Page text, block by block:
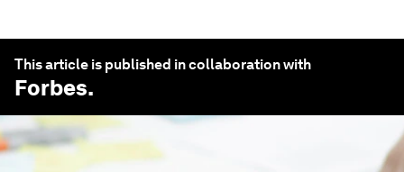
This article is published in collaboration with
Forbes.